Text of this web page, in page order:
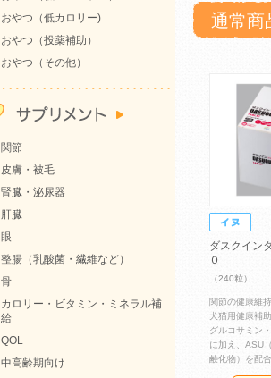
通常商
ダスクイン
０
（240粒）
関節の健康維
犬猫用健康補
グルコサミン
に加え、ASU
鹸化物）を配合
おやつ（低カロリー)
おやつ（投薬補助）
おやつ（その他）
関節
皮膚・被毛
腎臓・泌尿器
肝臓
眼
整腸（乳酸菌・繊維など）
骨
カロリー・ビタミン・ミネラル補
給
QOL
中高齢期向け